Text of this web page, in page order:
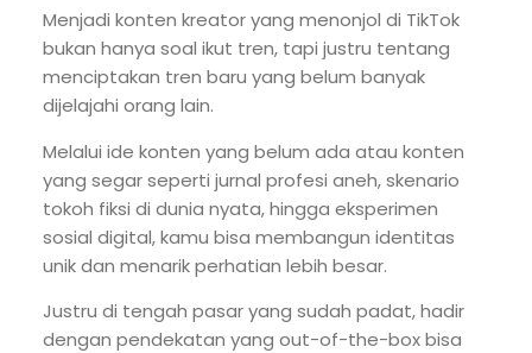
Menjadi konten kreator yang menonjol di TikTok
bukan hanya soal ikut tren, tapi justru tentang
menciptakan tren baru yang belum banyak
dijelajahi orang lain.
Melalui ide konten yang belum ada atau konten
yang segar seperti jurnal profesi aneh, skenario
tokoh fiksi di dunia nyata, hingga eksperimen
sosial digital, kamu bisa membangun identitas
unik dan menarik perhatian lebih besar.
Justru di tengah pasar yang sudah padat, hadir
dengan pendekatan yang out-of-the-box bisa